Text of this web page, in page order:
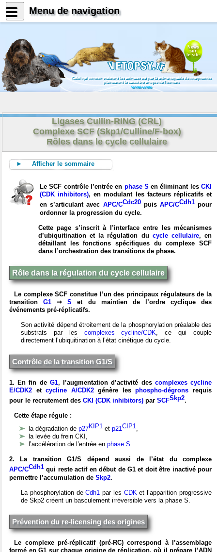
News
sur
le site
Celui qui connait vraiment les animaux est par là même capable de comprendre
pleinement le caractère unique de l'homme
Konrad Lorenz
Ligases Cullin-RING (CRL)
Complexe SCF (Skp1/Culline/F-box)
Rôles dans le cycle cellulaire
► Afficher le sommaire
Le SCF contrôle l’entrée en phase S en éliminant lesCKI
(CDK inhibitors), en modulant les facteurs réplicatifs et
en s’articulant avec APC/CCdc20puis APC/CCdh1pour
ordonner la progression du cycle.
Cette page s’inscrit à l’interface entre les mécanismes
d’ubiquitination et la régulation du cycle cellulaire, en
détaillant les fonctions spécifiques du complexe SCF
dans l’orchestration des transitions de phase.
Rôle dans la régulation du cycle cellulaire
Le complexe SCF constitue l’un des principaux régulateurs de la
transitionG1 ➞S et du maintien de l’ordre cyclique des
événements pré-réplicatifs.
Son activité dépend étroitement de la phosphorylation préalable des
substrats par les complexes cycline/CDK , ce qui couple
directement l’ubiquitination à l’état cinétique du cycle.
Contrôle de la transition G1/S
1. En fin de G1, l’augmentation d’activité des complexes cycline
E/CDK2 etcycline A/CDK2génère lesphospho-dégrons requis
pour le recrutement des CKI (CDK inhibitors) par SCFSkp2.
Cette étape régule :
la dégradation de p27KIP1 et p21CIP1 ,
la levée du frein CKI,
l’accélération de l’entrée en phase S.
2. La transition G1/S dépend aussi de l’état du complexe
APC/CCdh1 qui reste actif en début de G1 et doit être inactivé pour
permettre l’accumulation de Skp2.
La phosphorylation deCdh1 par les CDK et l’apparition progressive
de Skp2 créent un basculement irréversible vers la phase S.
Prévention du re-licensing des origines
Le complexe pré-réplicatif (pré-RC) correspond à l’assemblage
formé en G1 sur chaque origine de réplication, où il prépare l’ADN
Menu de navigation